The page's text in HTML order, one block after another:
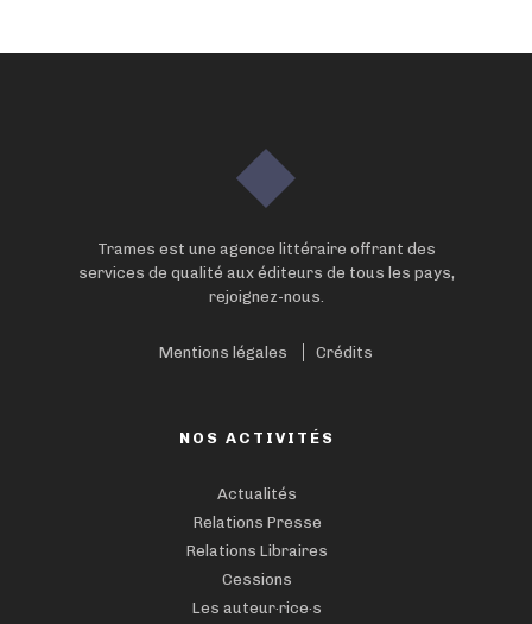
Trames est une agence littéraire offrant des
services de qualité aux éditeurs de tous les pays,
rejoignez-nous.
Mentions légales Crédits
NOS ACTIVITÉS
Actualités
Relations Presse
Relations Libraires
Cessions
Les auteur·rice·s